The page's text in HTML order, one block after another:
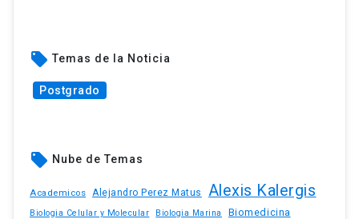
local_offer Temas de la Noticia
Postgrado
local_offer Nube de Temas
Academicos Alejandro Perez Matus Alexis Kalergis
Biologia Celular y Molecular Biologia Marina Biomedicina